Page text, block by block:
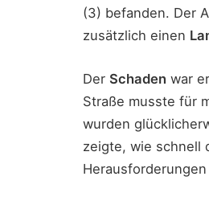
(3) befanden. Der
zusätzlich einen
Der Schaden war
Straße musste für
wurden
zeigte, wie schnell